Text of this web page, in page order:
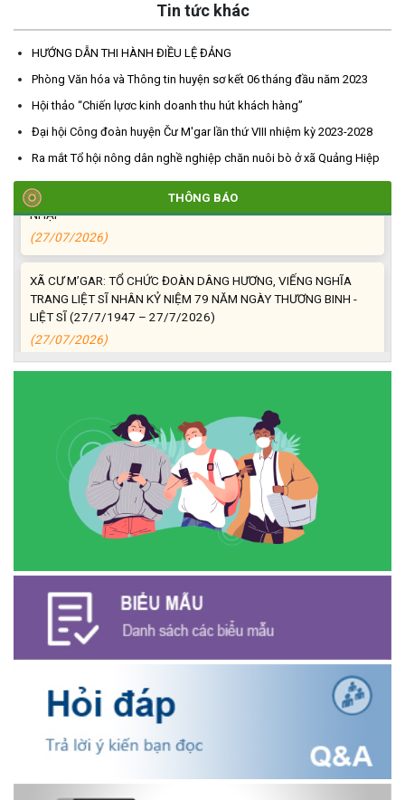
Tin tức khác
HƯỚNG DẪN THI HÀNH ĐIỀU LỆ ĐẢNG
Phòng Văn hóa và Thông tin huyện sơ kết 06 tháng đầu năm 2023
Hội thảo “Chiến lựơc kinh doanh thu hút khách hàng”
Đại hội Công đoàn huyện Čư M'gar lần thứ VIII nhiệm kỳ 2023-2028
Ra mắt Tổ hội nông dân nghề nghiệp chăn nuôi bò ở xã Quảng Hiệp
THÔNG BÁO
DANH TÍNH HÀI CỐT LIỆT SĨ
HỘI LIÊN HIỆP PHỤ NỮ XÃ THĂM, TẶNG QUÀ CÁC GIA ĐÌNH
CHÍNH SÁCH NHÂN NGÀY THƯƠNG BINH - LIỆT SĨ 27/7
(27/07/2026)
HỘI NGƯỜI CAO TUỔI XÃ CƯ M’GAR: SƠ KẾT CÔNG TÁC HỘI 6
THÁNG ĐẦU NĂM VÀ KIỆN TOÀN TỔ CHỨC CHI HỘI SAU SÁP
NHẬP
(27/07/2026)
XÃ CƯ M’GAR: TỔ CHỨC ĐOÀN DÂNG HƯƠNG, VIẾNG NGHĨA
TRANG LIỆT SĨ NHÂN KỶ NIỆM 79 NĂM NGÀY THƯƠNG BINH -
LIỆT SĨ (27/7/1947 – 27/7/2026)
(27/07/2026)
ĐỒNG CHÍ PHAN XUÂN LỰC - CHỦ TỊCH UBND XÃ CƯ M’GAR
(27/07/2026)
Phát biểu bế mạc Hội nghị Trung ương 3, khóa XIV của Tổng Bí
thư, Chủ tịch nước Tô Lâm
(26/07/2026)
VAY KÝ QUỸ ĐỐI VỚI NGƯỜI LAO ĐỘNG ĐI LÀM VIỆC TẠI HÀN
QUỐC
(24/07/2026)
HỘI NÔNG DÂN XÃ CƯ M’GAR ĐẠI DIỆN TỈNH ĐẮK LẮK QUẢNG
BÁ SẢN PHẨM OCOP TẠI TUẦN LỄ NÔNG SẢN VÀ SẢN PHẨM
OCOP TỈNH KHÁNH HÒA NĂM 2026
(18/07/2026)
Đoàn viên thanh niên và các tầng lớp Nhân dân xã Cư M'gar tích
cực tham gia hưởng ngày hội hiến máu tình nguyện đợt II năm